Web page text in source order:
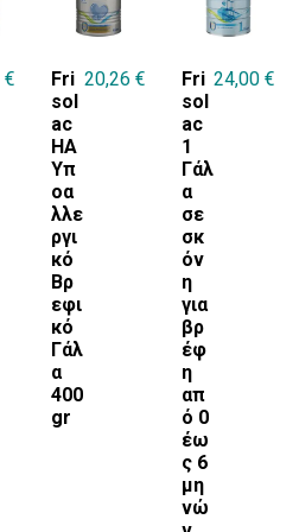
€
Fri
sol
ac
HA
Υπ
οα
λλε
ργι
κό
Βρ
εφι
κό
Γάλ
α
400
gr
20,26 €
Fri
sol
ac
1
Γάλ
α
σε
σκ
όν
η
για
βρ
έφ
η
απ
ό 0
έω
ς 6
μη
νώ
24,00 €